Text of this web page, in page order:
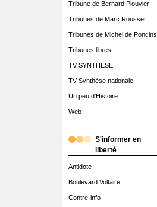
Tribune de Bernard Plouvier
Tribunes de Marc Rousset
Tribunes de Michel de Poncins
Tribunes libres
TV SYNTHESE
TV Synthèse nationale
Un peu d'Histoire
Web
S'informer en
liberté
Antidote
Boulevard Voltaire
Contre-info